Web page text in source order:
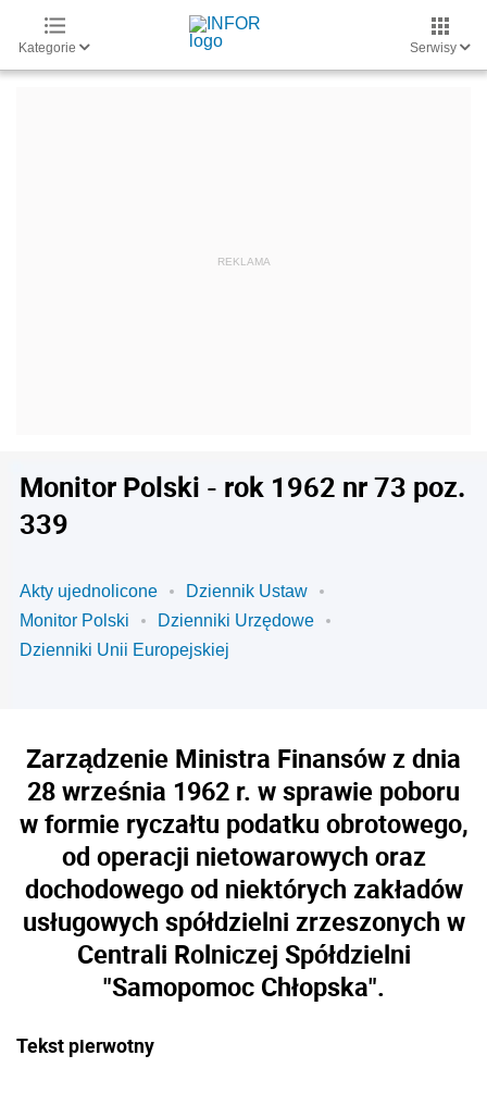
Kategorie Serwisy
Monitor Polski - rok 1962 nr 73 poz.
339
Akty ujednolicone
Dziennik Ustaw
Monitor Polski
Dzienniki Urzędowe
Dzienniki Unii Europejskiej
Zarządzenie Ministra Finansów z dnia
28 września 1962 r. w sprawie poboru
w formie ryczałtu podatku obrotowego,
od operacji nietowarowych oraz
dochodowego od niektórych zakładów
usługowych spółdzielni zrzeszonych w
Centrali Rolniczej Spółdzielni
"Samopomoc Chłopska".
Tekst pierwotny